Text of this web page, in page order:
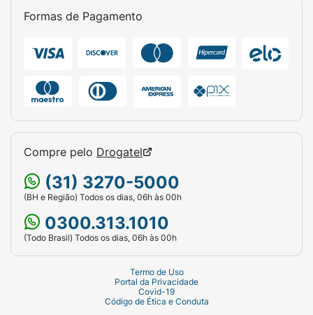
Formas de Pagamento
Compre pelo Drogatel
(31) 3270-5000
(BH e Região) Todos os dias, 06h às 00h
0300.313.1010
(Todo Brasil) Todos os dias, 06h às 00h
Termo de Uso
Portal da Privacidade
Covid-19
Código de Ética e Conduta